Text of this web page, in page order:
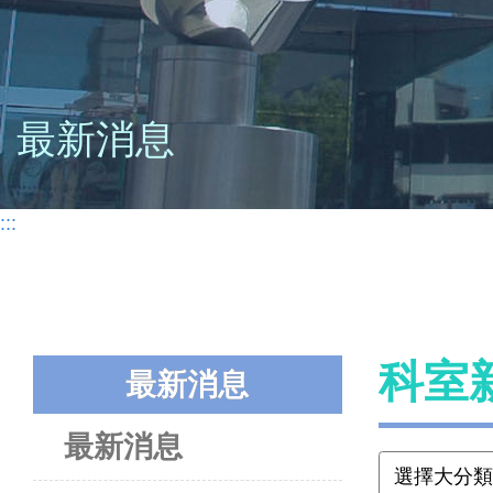
最新消息
:::
最新消息
最新消息
科室